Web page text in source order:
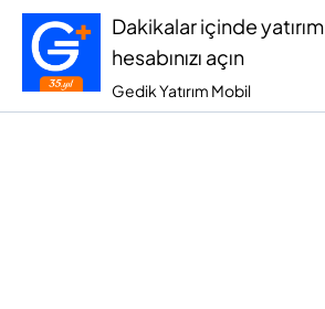
Dakikalar içinde yatırım
hesabınızı açın
Gedik Yatırım Mobil